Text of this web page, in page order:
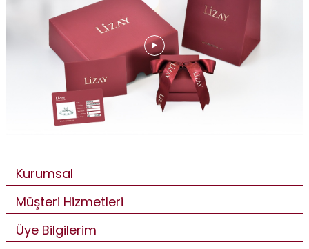
Kurumsal
Müşteri Hizmetleri
Üye Bilgilerim